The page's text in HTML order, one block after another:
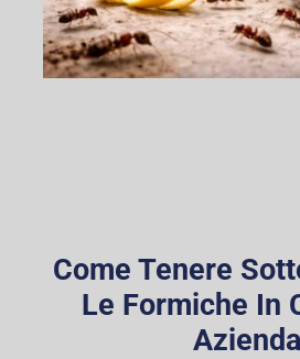
Come Tenere
Le Formiche In
Azienda